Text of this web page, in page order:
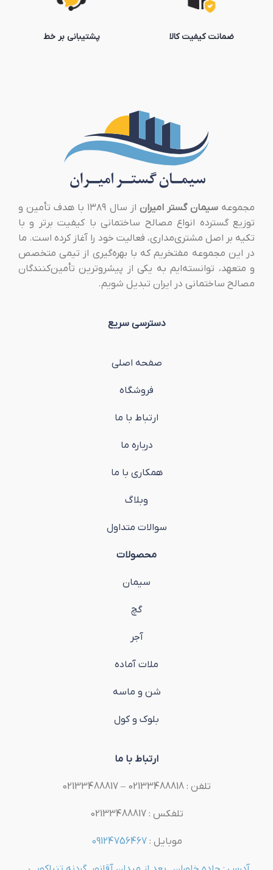
ضمانت کیفیت کالا پشتیبانی بر خط
مجموعهسیمان گستر امیران
از سال ۱۳۸۹ با هدف تأمین و
توزیع گسترده انواع مصالح ساختمانی با کیفیت برتر و با
تکیه بر اصل مشتری‌مداری، فعالیت خود را آغاز کرده است. ما
در این مجموعه مفتخریم که با بهره‌گیری از تیمی متخصص
و متعهد، توانسته‌ایم به یکی از پیشروترین تأمین‌کنندگان
مصالح ساختمانی در ایران تبدیل شویم.
دسترسی سریع
صفحه اصلی
فروشگاه
ارتباط با ما
درباره ما
همکاری با ما
وبلاگ
سوالات متداول
محصولات
سیمان
گچ
آجر
ملات آماده
شن و ماسه
بلوک و کول
ارتباط با ما
تلفن : 02133488818 – 02133488817
تلفکس : 02133488817
موبایل :09124756467